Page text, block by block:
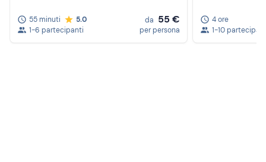
55 minuti
5.0
1-6 partecipanti
da 55 €
per persona
4 ore
1-10